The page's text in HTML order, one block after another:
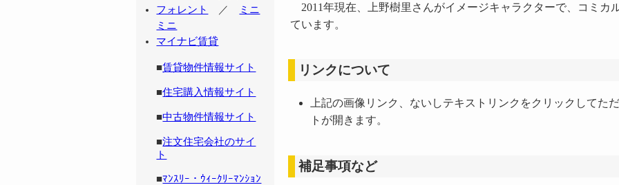
2011年現在、上野樹里さんがイメージキャラクターで、コミカ
ています。
リンクについて
上記の画像リンク、ないしテキストリンクをクリックしてた
トが開きます。
補足事項など
フォレント
／
ミニ
ミニ
マイナビ賃貸
■賃貸物件情報サイト
■住宅購入情報サイト
■中古物件情報サイト
■注文住宅会社のサイ
ト
■ﾏﾝｽﾘｰ・ｳｨｰｸﾘｰﾏﾝｼｮﾝ